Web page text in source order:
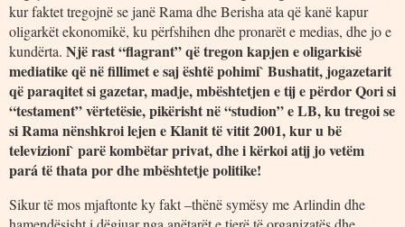
kur faktet tregojnë se janë Rama dhe Berisha ata që kanë kapur
oligarkët ekonomikë, ku përfshihen dhe pronarët e medias, dhe jo e
kundërta. Një rast “flagrant” që tregon kapjen e oligarkisë
mediatike që në fillimet e saj është pohimi` Bushatit, jogazetarit
që paraqitet si gazetar, madje, mbështetjen e tij e përdor Qori si
“testament” vërtetësie, pikërisht në “studion” e LB, ku tregoi se
si Rama nënshkroi lejen e Klanit të vitit 2001, kur u bë
televizioni` parë kombëtar privat, dhe i kërkoi atij jo vetëm
pará të thata por dhe mbështetje politike!
Sikur të mos mjaftonte ky fakt –thënë symësy me Arlindin dhe